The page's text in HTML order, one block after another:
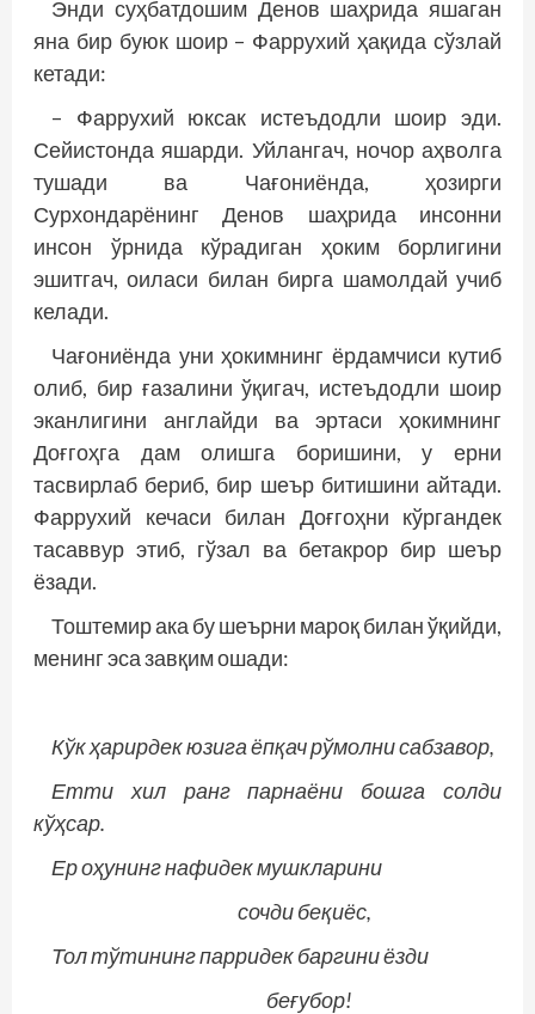
Энди суҳбатдошим Денов шаҳрида яшаган
яна бир буюк шоир – Фаррухий ҳақида сўзлай
кетади:
– Фаррухий юксак истеъдодли шоир эди.
Сейистонда яшарди. Уйлангач, ночор аҳволга
тушади ва Чағониёнда, ҳозирги
Сурхондарёнинг Денов шаҳрида инсонни
инсон ўрнида кўрадиган ҳоким борлигини
эшитгач, оиласи билан бирга шамолдай учиб
келади.
Чағониёнда уни ҳокимнинг ёрдамчиси кутиб
олиб, бир ғазалини ўқигач, истеъдодли шоир
эканлигини англайди ва эртаси ҳокимнинг
Доғгоҳга дам олишга боришини, у ерни
тасвирлаб бериб, бир шеър битишини айтади.
Фаррухий кечаси билан Доғгоҳни кўргандек
тасаввур этиб, гўзал ва бетакрор бир шеър
ёзади.
Тоштемир ака бу шеърни мароқ билан ўқийди,
менинг эса завқим ошади:
Кўк ҳарирдек юзига ёпқач рўмолни сабзавор,
Етти хил ранг парнаёни бошга солди
кўҳсар.
Ер оҳунинг нафидек мушкларини
сочди беқиёс,
Тол тўтининг парридек баргини ёзди
беғубор!